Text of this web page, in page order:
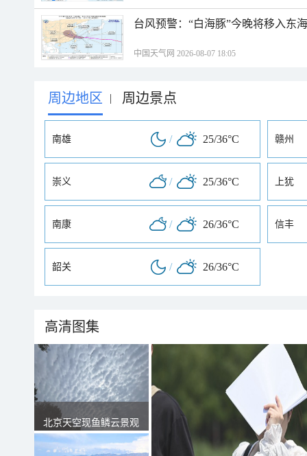
台风预警：“白海豚”今晚将移入东
中国天气网 2026-08-07 18:05
周边地区 | 周边景点
南雄 / 25/36°C 赣州
崇义 / 25/36°C 上犹
南康 / 26/36°C 信丰
韶关 / 26/36°C
高清图集
北京天空现鱼鳞云景观